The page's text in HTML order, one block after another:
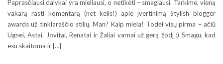
Paprasčiausi dalykai yra mieliausi, o netikėti – smagiausi. Tarkime, vieną
vakarą rasti komentarą (net kelis!) apie įvertinimą Stylish blogger
awards už tinklaraščio stilių. Man? Kaip miela! Todėl visų pirma – ačiū
Ugnei, Astai, Jovitai, Renatai ir Žaliai varnai už gerą žodį :) Smagu, kad
esu skaitoma ir […]